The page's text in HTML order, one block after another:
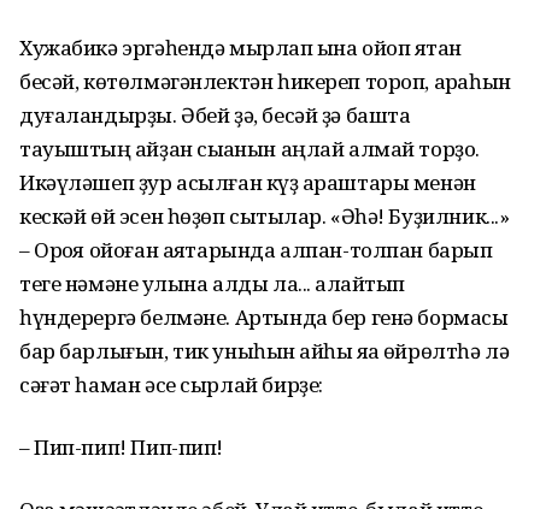
Хужабикә эргәһендә мырлап ҡына ойоп ятҡан
бесәй, көтөлмәгәнлектән һикереп тороп, арҡаһын
дуғаландырҙы. Әбей ҙә, бесәй ҙә башта
тауыштың ҡайҙан сыҡҡанын аңлай алмай торҙо.
Икәүләшеп ҙур асылған күҙ ҡараштары менән
кескәй өй эсен һөҙөп сыҡтылар. «Әһә! Буҙилник...»
– Орҡоя ойоған аяҡтарында алпан-толпан барып
теге нәмәне ҡулына алды ла... ҡалайтып
һүндерергә белмәне. Артында бер генә бормасы
бар барлығын, тик уныһын ҡайһы яҡҡа өйрөлтһә лә
сәғәт һаман әсе сырлай бирҙе:
– Пип-пип! Пип-пип!